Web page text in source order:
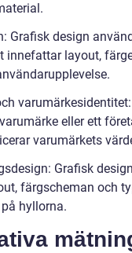
Grafisk design
innefattar layout,
eller ett
varumärkets
Grafisk
färgscheman och
hyllorna.